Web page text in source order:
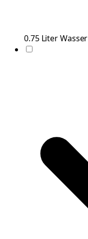
0.75 LiterWasser